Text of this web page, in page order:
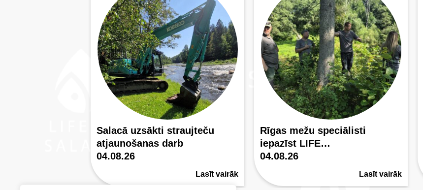
Salacā uzsākti straujteču
atjaunošanas darb
04.08.26
Lasīt vairāk
Rīgas mežu speciālisti
iepazīst LIFE…
04.08.26
Lasīt vairāk